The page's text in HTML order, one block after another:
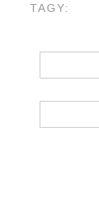
TAGY: